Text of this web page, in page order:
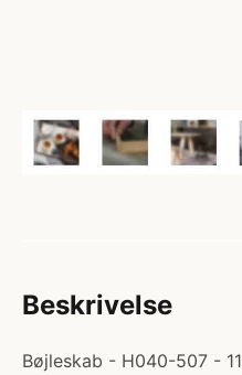
Beskrivelse
Bøjleskab - H040-507 -